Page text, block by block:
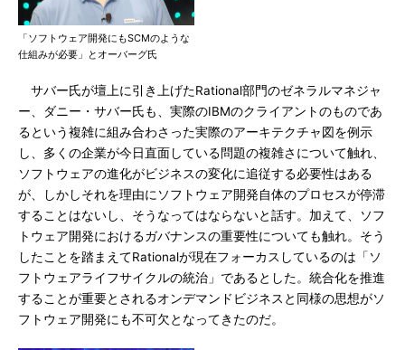
「ソフトウェア開発にもSCMのような
仕組みが必要」とオーバーグ氏
サバー氏が壇上に引き上げたRational部門のゼネラルマネジャ
ー、ダニー・サバー氏も、実際のIBMのクライアントのものであ
るという複雑に組み合わさった実際のアーキテクチャ図を例示
し、多くの企業が今日直面している問題の複雑さについて触れ、
ソフトウェアの進化がビジネスの変化に追従する必要性はある
が、しかしそれを理由にソフトウェア開発自体のプロセスが停滞
することはないし、そうなってはならないと話す。加えて、ソフ
トウェア開発におけるガバナンスの重要性についても触れ。そう
したことを踏まえてRationalが現在フォーカスしているのは「ソ
フトウェアライフサイクルの統治」であるとした。統合化を推進
することが重要とされるオンデマンドビジネスと同様の思想がソ
フトウェア開発にも不可欠となってきたのだ。